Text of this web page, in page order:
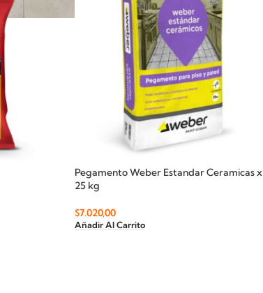
Pegamento Weber Estandar Ceramicas x
25 kg
$7.020,00
Añadir Al Carrito